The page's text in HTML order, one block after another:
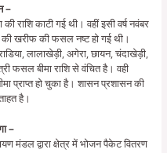
–
काटी गई थी। वहीं इसी वर्ष नवंबर
खरीफ की फसल नष्ट हो गई थी।
लालाखेड़ी, अगेरा, छायन, चंदाखेड़ी,
फसल बीमा राशि से वंचित है। वही
प्राप्त हो चुका है। शासन प्रशासन की
है।
–
मंडल द्वारा क्षेत्र में भोजन पैकेट वितरण